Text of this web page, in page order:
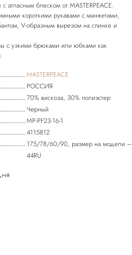
атласным блеском от MASTERPEACE.
короткими рукавами с манжетами,
V-образным вырезом на спинке и
с узкими брюками или юбками как
MASTERPEACE
РОССИЯ
70% вискоза, 30% полиэстер
Черный
MP-PF23-16-1
4115812
175/78/60/90, размер на модели –
44RU